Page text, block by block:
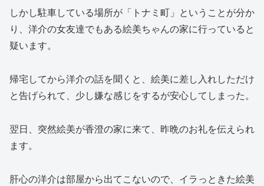
しかし駐車している場所が「トナミ町」ということが分か
り、洋介の女友達でもある絵美ちゃんの家に行っていると
疑います。
帰宅してから洋介の話を聞くと、絵美に差し入れしただけ
と告げられて、少し嫌な感じをするが安心してしまった。
翌日、突然絵美が香澄の家に来て、昨晩のお礼を伝えられ
ます。
肝心の洋介は部屋から出てこないので、イラっときた絵美